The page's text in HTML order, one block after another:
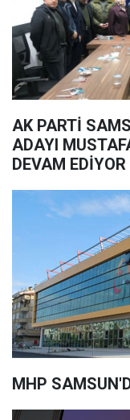
AK PARTİ
ADAYI
DEVAM EDİYOR
MHP